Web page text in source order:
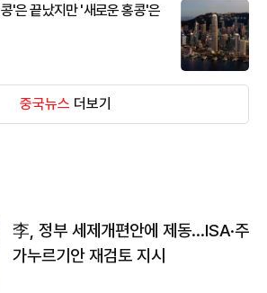
'은 끝났지만 '새로운 홍콩'은
중국뉴스 더보기
李, 정부 세제개편안에 제동…ISA·주
가누르기안 재검토 지시